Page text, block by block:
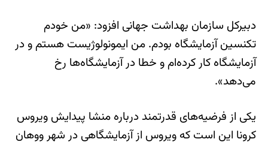
دبیرکل سازمان بهداشت جهانی افزود: «من خودم
تکنسین آزمایشگاه بودم. من ایمونولوژیست هستم و در
آزمایشگاه کار کرده‌ام و خطا در آزمایشگاه‌ها رخ
می‌دهد».
یکی از فرضیه‌های قدرتمند درباره منشا پیدایش ویروس
کرونا این است که ویروس از آزمایشگاهی در شهر ووهان